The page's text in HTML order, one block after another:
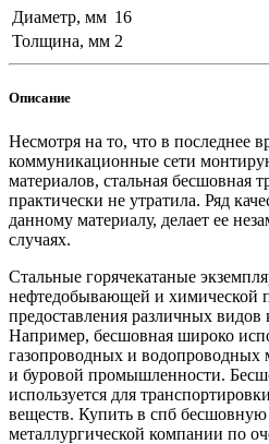
Диаметр, мм 16
Толщина, мм 2
Описание
Несмотря на то, что в последнее
коммуникационные сети
материалов, стальная бесшовная
практически не утратила. Ряд
данному материалу, делает ее
случаях.
Стальные горячекатаные
нефтедобывающей и химической
предоставления различных видов
Например, бесшовная широко
газопроводных и водопроводных
и буровой промышленности.
используется для
веществ. Купить в спб
металлургической компании по